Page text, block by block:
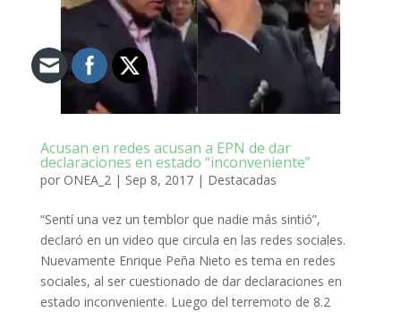
Acusan en redes acusan a EPN de dar
declaraciones en estado “inconveniente”
por ONEA_2| Sep 8, 2017| Destacadas
“Sentí una vez un temblor que nadie más sintió”,
declaró en un video que circula en las redes sociales.
Nuevamente Enrique Peña Nieto es tema en redes
sociales, al ser cuestionado de dar declaraciones en
estado inconveniente. Luego del terremoto de 8.2